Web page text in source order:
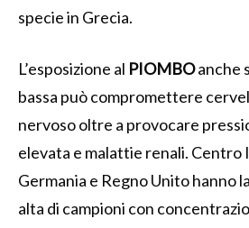
specie in Grecia.
L’esposizione al PIOMBOanche
bassa può compromettere
nervoso oltre a provocare
elevata e malattie renali. Centro
Germania e Regno Unito hanno
alta di campioni con